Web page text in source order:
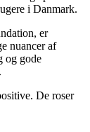
i Danmark.
er
nuancer af
og gode
De roser